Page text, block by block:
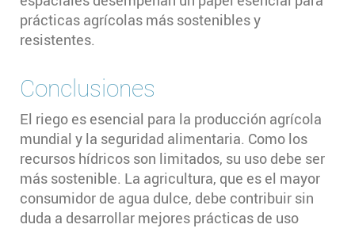
prácticas agrícolas más sostenibles y
resistentes.
Conclusiones
El riego es esencial para la producción agrícola
mundial y la seguridad alimentaria. Como los
recursos hídricos son limitados, su uso debe ser
más sostenible. La agricultura, que es el mayor
consumidor de agua dulce, debe contribuir sin
duda a desarrollar mejores prácticas de uso